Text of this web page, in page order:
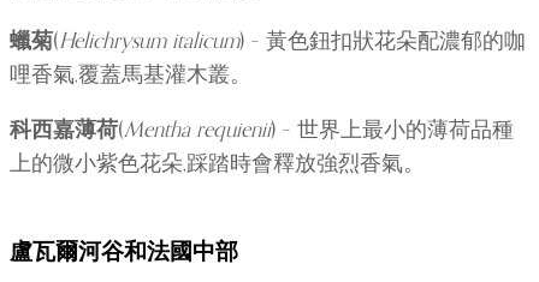
蠟菊(Helichrysum italicum) – 黃色鈕扣狀花朵配濃郁的咖
哩香氣,覆蓋馬基灌木叢。
科西嘉薄荷(Mentha requienii) – 世界上最小的薄荷品種
上的微小紫色花朵,踩踏時會釋放強烈香氣。
盧瓦爾河谷和法國中部